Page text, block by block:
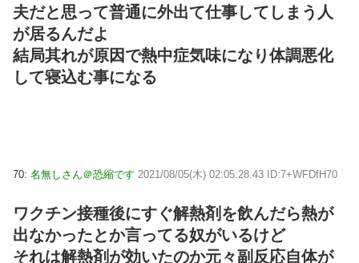
夫だと思って普通に外出て仕事してしまう人
が居るんだよ
結局其れが原因で熱中症気味になり体調悪化
して寝込む事になる
70: 名無しさん＠恐縮です 2021/08/05(木) 02:05:28.43 ID:7+WFDfH70
ワクチン接種後にすぐ解熱剤を飲んだら熱が
出なかったとか言ってる奴がいるけど
それは解熱剤が効いたのか元々副反応自体が